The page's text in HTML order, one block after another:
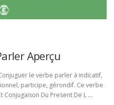
Aperçu
le verbe parler à indicatif,
participe, gérondif. Ce verbe
Du Present De L …